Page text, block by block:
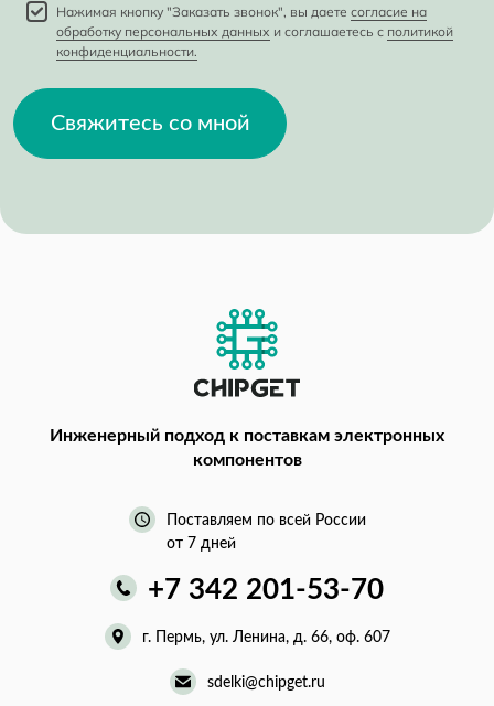
Нажимая кнопку "Заказать звонок", вы даете согласие на
обработку персональных данных и соглашаетесь с политикой
конфиденциальности.
Свяжитесь со мной
Инженерный подход к поставкам электронных
компонентов
Поставляем по всей России
от 7 дней
+7 342 201-53-70
г. Пермь, ул. Ленина, д. 66, оф. 607
sdelki@chipget.ru